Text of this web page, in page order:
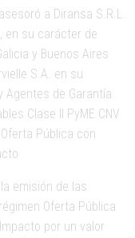
a Diransa S.R.L.
en su carácter de
y Buenos Aires
S.A. en su
Agentes de Garantía
Clase II PyME CNV
Pública con
emisión de las
Oferta Pública
por un valor